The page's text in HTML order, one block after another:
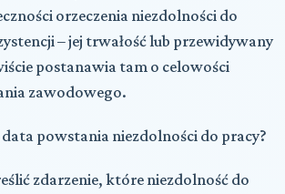
orzeczenia niezdolności do
– jej trwałość lub przewidywany
postanawia tam o celowości
zawodowego.
powstania niezdolności do pracy?
zdarzenie, które niezdolność do